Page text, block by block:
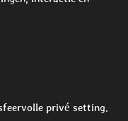
privé setting.